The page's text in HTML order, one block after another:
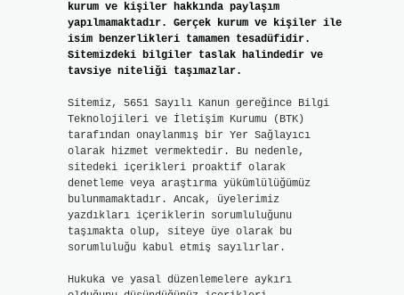
kurum ve kişiler hakkında paylaşım
yapılmamaktadır. Gerçek kurum ve kişiler ile
isim benzerlikleri tamamen tesadüfidir.
Sitemizdeki bilgiler taslak halindedir ve
tavsiye niteliği taşımazlar.
Sitemiz, 5651 Sayılı Kanun gereğince Bilgi
Teknolojileri ve İletişim Kurumu (BTK)
tarafından onaylanmış bir Yer Sağlayıcı
olarak hizmet vermektedir. Bu nedenle,
sitedeki içerikleri proaktif olarak
denetleme veya araştırma yükümlülüğümüz
bulunmamaktadır. Ancak, üyelerimiz
yazdıkları içeriklerin sorumluluğunu
taşımakta olup, siteye üye olarak bu
sorumluluğu kabul etmiş sayılırlar.
Hukuka ve yasal düzenlemelere aykırı